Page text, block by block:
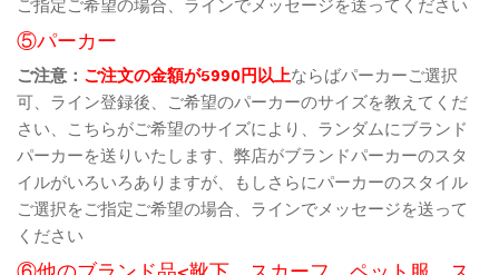
⑤パーカー
ご注意： ご注文の金額が5990円以上ならばパーカーご選択
可、ライン登録後、ご希望のパーカーのサイズを教えてくだ
さい、こちらがご希望のサイズにより、ランダムにブランド
パーカーを送りいたします、弊店がブランドパーカーのスタ
イルがいろいろありますが、もしさらにパーカーのスタイル
ご選択をご指定ご希望の場合、ラインでメッセージを送って
ください